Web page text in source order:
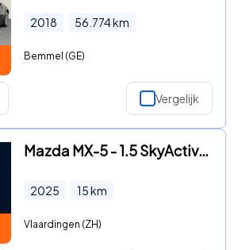
2018 56.774km
Bemmel (GE)
Vergelijk
Mazda MX-5 - 1.5 SkyActiv-G 132 | Kazari | *NIEUW
2025 15km
Vlaardingen (ZH)